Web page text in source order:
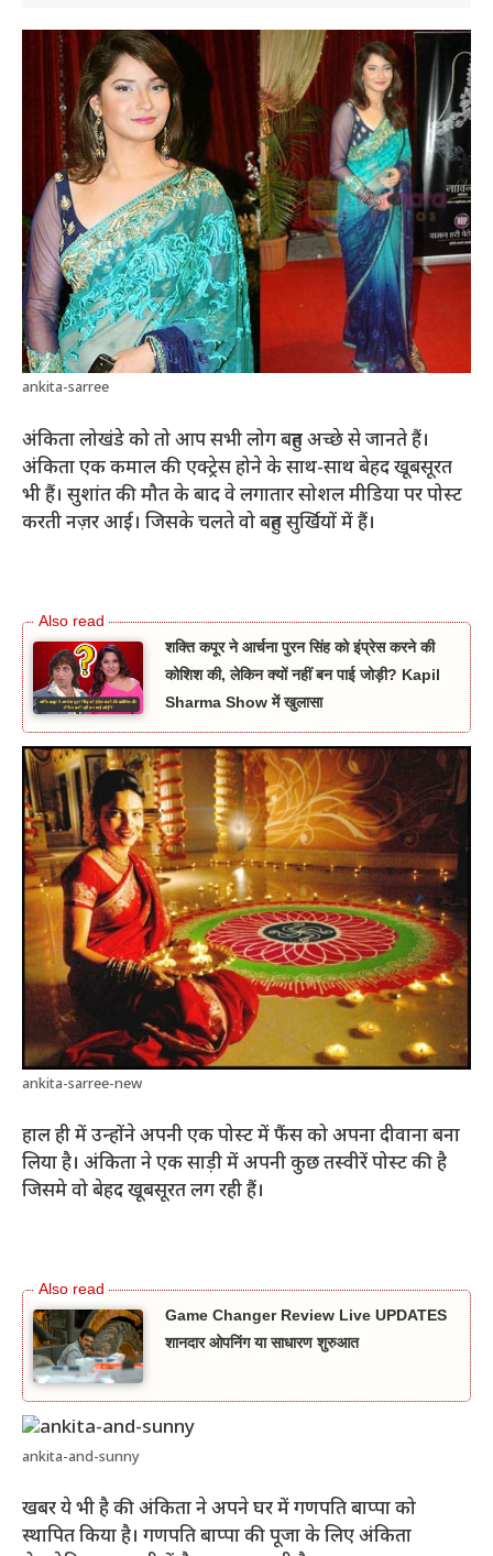
ankita-sarree
अंकिता लोखंडे को तो आप सभी लोग बहुत अच्छे से जानते हैं।
अंकिता एक कमाल की एक्ट्रेस होने के साथ-साथ बेहद खूबसूरत
भी हैं। सुशांत की मौत के बाद वे लगातार सोशल मीडिया पर पोस्ट
करती नज़र आई। जिसके चलते वो बहुत सुर्खियों में हैं।
शक्ति कपूर ने आर्चना पुरन सिंह को इंप्रेस करने की
कोशिश की, लेकिन क्यों नहीं बन पाई जोड़ी? Kapil
Sharma Show में खुलासा
ankita-sarree-new
हाल ही में उन्होंने अपनी एक पोस्ट में फैंस को अपना दीवाना बना
लिया है। अंकिता ने एक साड़ी में अपनी कुछ तस्वीरें पोस्ट की है
जिसमे वो बेहद खूबसूरत लग रही हैं।
Game Changer Review Live UPDATES
शानदार ओपनिंग या साधारण शुरुआत
ankita-and-sunny
खबर ये भी है की अंकिता ने अपने घर में गणपति बाप्पा को
स्थापित किया है। गणपति बाप्पा की पूजा के लिए अंकिता